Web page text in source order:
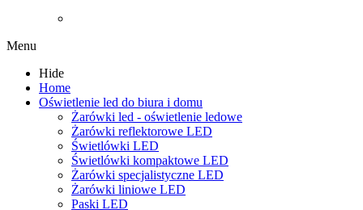
Menu
Hide
Home
Oświetlenie led do biura i domu
Żarówki led - oświetlenie ledowe
Żarówki reflektorowe LED
Świetlówki LED
Świetlówki kompaktowe LED
Żarówki specjalistyczne LED
Żarówki liniowe LED
Paski LED